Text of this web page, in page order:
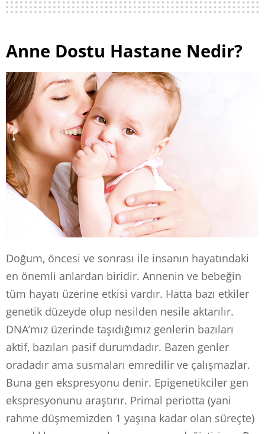
Anne Dostu Hastane Nedir?
Doğum, öncesi ve sonrası ile insanın hayatındaki
en önemli anlardan biridir. Annenin ve bebeğin
tüm hayatı üzerine etkisi vardır. Hatta bazı etkiler
genetik düzeyde olup nesilden nesile aktarılır.
DNA’mız üzerinde taşıdığımız genlerin bazıları
aktif, bazıları pasif durumdadır. Bazen genler
oradadır ama susmaları emredilir ve çalışmazlar.
Buna gen ekspresyonu denir. Epigenetikciler gen
ekspresyonunu araştırır. Primal periotta (yani
rahme düşmemizden 1 yaşına kadar olan süreçte)